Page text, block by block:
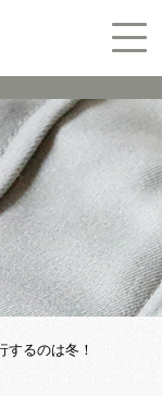
するのは冬！